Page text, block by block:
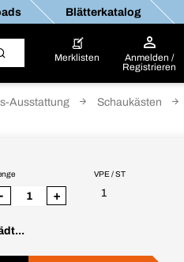
Blätterkatalog
Merklisten
Anmelden /
Registrieren
Ausstattung
Schaukästen
VPE / ST
1
- +